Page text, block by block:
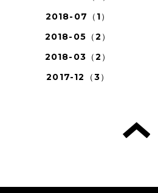
2018-07（1）
2018-05（2）
2018-03（2）
2017-12（3）